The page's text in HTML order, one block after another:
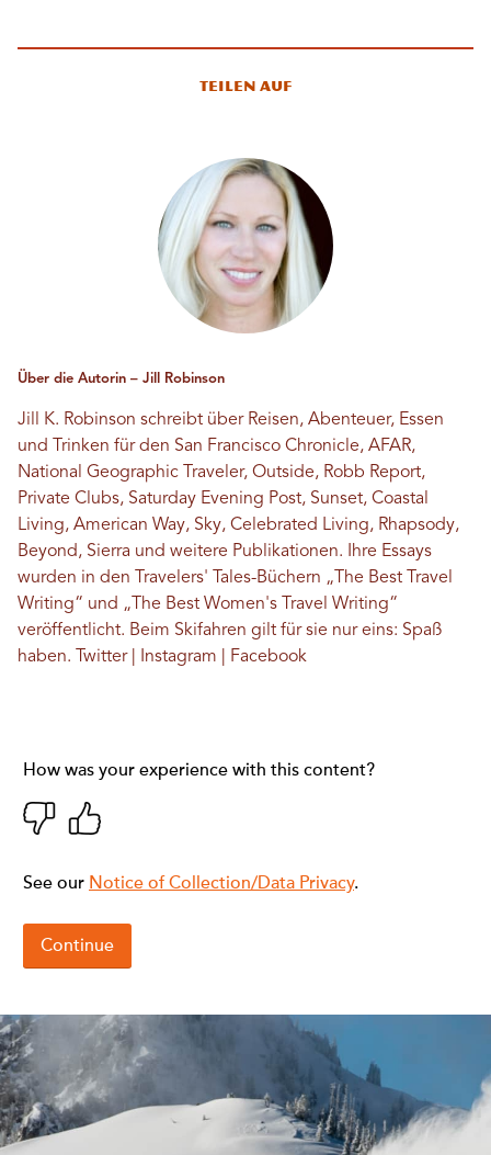
Teilen auf
Über die Autorin – Jill Robinson
Jill K. Robinson schreibt über Reisen, Abenteuer, Essen
und Trinken für den San Francisco Chronicle, AFAR,
National Geographic Traveler, Outside, Robb Report,
Private Clubs, Saturday Evening Post, Sunset, Coastal
Living, American Way, Sky, Celebrated Living, Rhapsody,
Beyond, Sierra und weitere Publikationen. Ihre Essays
wurden in den Travelers' Tales-Büchern „The Best Travel
Writing“ und „The Best Women's Travel Writing“
veröffentlicht. Beim Skifahren gilt für sie nur eins: Spaß
haben.
Twitter| Instagram Facebook